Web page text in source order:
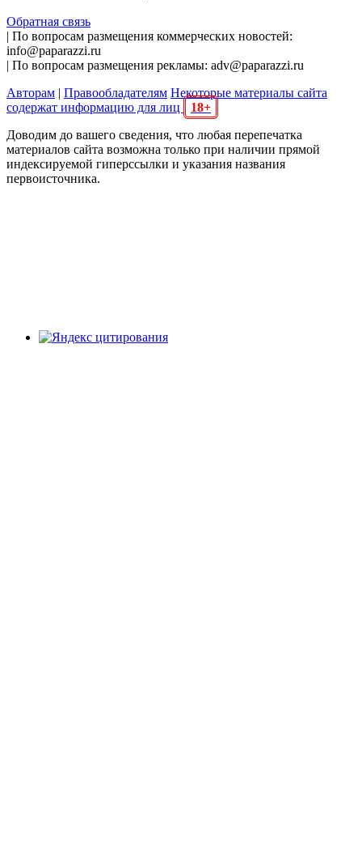
Обратная связь
| По вопросам размещения коммерческих новостей:
info@paparazzi.ru
| По вопросам размещения рекламы: adv@paparazzi.ru
Авторам | Правообладателям Некоторые материалы сайта
содержат информацию для лиц
18+
Доводим до вашего сведения, что любая перепечатка
материалов сайта возможна только при наличии прямой
индексируемой гиперссылки и указания названия
первоисточника.